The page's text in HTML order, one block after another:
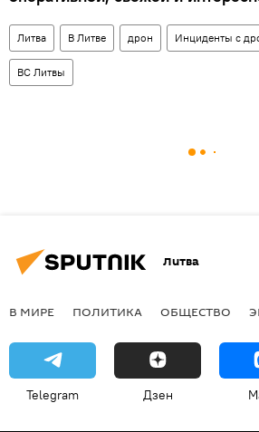
Литва В Литве дрон Инциденты с
ВС Литвы
Литва
В МИРЕ ПОЛИТИКА ОБЩЕСТВО
Telegram Дзен